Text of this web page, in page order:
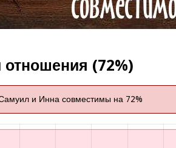
(72%)
и Инна совместимы на 72%